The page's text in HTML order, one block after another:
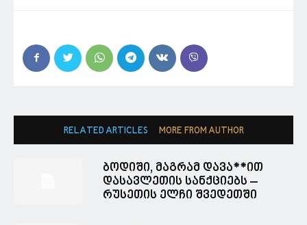
RELATED ARTICLES MORE FROM AUTHOR
ბოდიში, მაგრამ დავა**ით
დასავლეთის სანქციებს –
რუსეთის ელჩი შვედეთში